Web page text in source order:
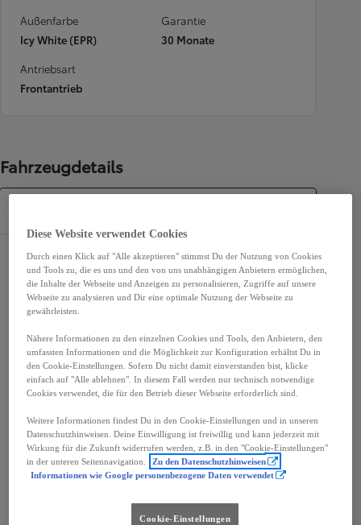
Außenfarbe
Icy White (EPR)
Garantie
30 Monate
Antriebsart
Frontantrieb
Fahrzeugdetails
Maße und Abmessungen
Türen
4
Sitze
Länge
5 998mm
Höhe
2 522
mm
Diese Website verwendet Cookies
Durch einen Klick auf "Alle akzeptieren" stimmst Du der Nutzung von Cookies
und Tools zu, die es uns und den von uns unabhängigen Anbietern ermöglichen,
die Inhalte der Webseite und Anzeigen zu personalisieren, Zugriffe auf unsere
Webseite zu analysieren und Dir eine optimale Nutzung der Webseite zu
gewährleisten.
Nähere Informationen zu den einzelnen Cookies und Tools, den Anbietern, den
umfassten Informationen und die Möglichkeit zur Konfiguration erhältst Du in
den Cookie-Einstellungen. Sofern Du nicht damit einverstanden bist, klicke
einfach auf "Alle ablehnen". In diesem Fall werden nur technisch notwendige
Cookies verwendet, die für den Betrieb dieser Webseite erforderlich sind.
Weitere Informationen findest Du in den Cookie-Einstellungen und in unseren
Datenschutzhinweisen. Deine Einwilligung ist freiwillig und kann jederzeit mit
Wirkung für die Zukunft widerrufen werden, z.B. in den "Cookie-Einstellungen"
in der unteren Seitennavigation.
Zu den Datenschutzhinweisen
Informationen wie Google personenbezogene Daten verwendet
Cookie-Einstellungen